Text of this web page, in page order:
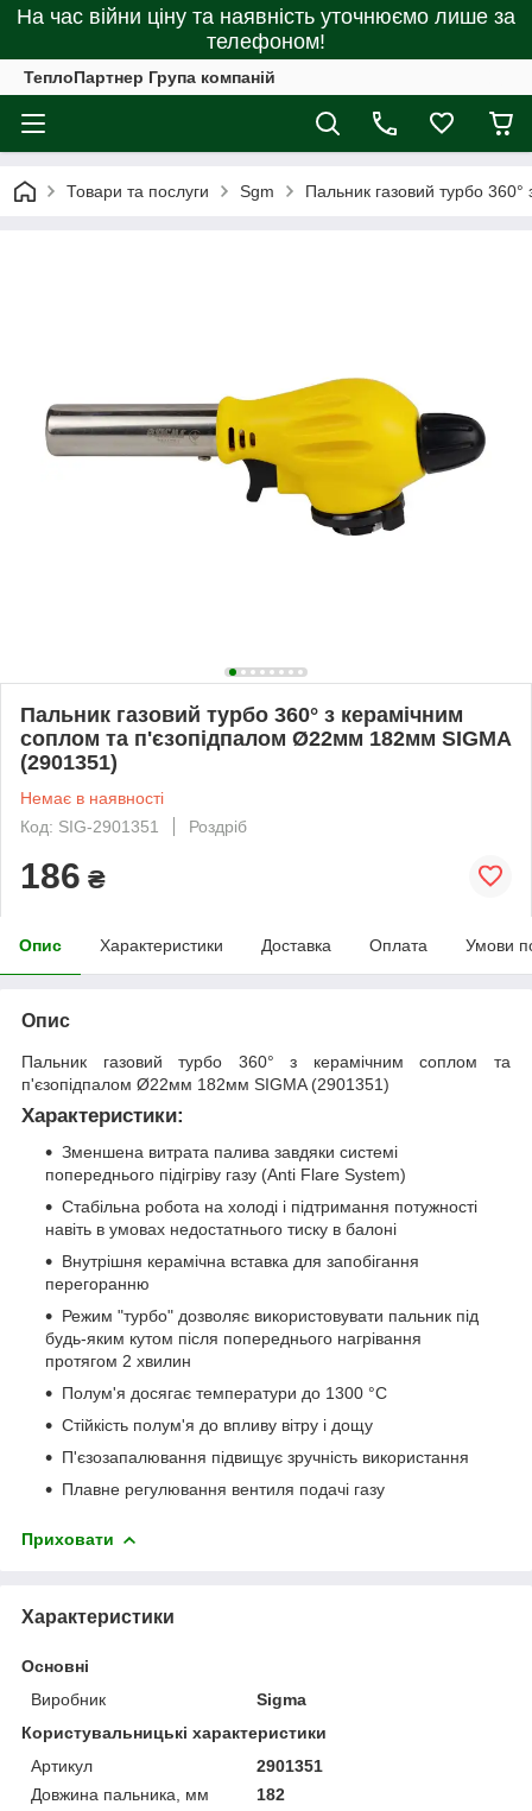
На час війни ціну та наявність уточнюємо лише за
телефоном!
ТеплоПартнер Група компаній
Товари та послуги Sgm Пальник газовий турбо
Пальник газовий турбо 360° з керамічним
соплом та п'єзопідпалом Ø22мм 182мм SIGMA
(2901351)
Немає в наявності
Код: SIG-2901351
Роздріб
186 ₴
Опис Характеристики Доставка Оплата Умови
Опис
Пальник газовий турбо 360° з керамічним соплом та
п'єзопідпалом Ø22мм 182мм SIGMA (2901351)
Характеристики:
Зменшена витрата палива завдяки системі
попереднього підігріву газу (Anti Flare System)
Стабільна робота на холоді і підтримання потужності
навіть в умовах недостатнього тиску в балоні
Внутрішня керамічна вставка для запобігання
перегоранню
Режим "турбо" дозволяє використовувати пальник під
будь-яким кутом після попереднього нагрівання
протягом 2 хвилин
Полум'я досягає температури до 1300 °C
Стійкість полум'я до впливу вітру і дощу
П'єзозапалювання підвищує зручність використання
Плавне регулювання вентиля подачі газу
Приховати
Характеристики
Основні
Виробник
Sigma
Користувальницькі характеристики
Артикул
2901351
Довжина пальника, мм
182